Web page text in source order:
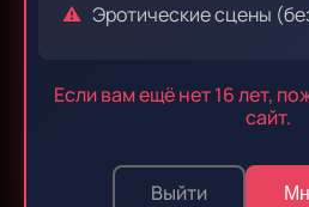
Эротические сцены
Если вам ещё нет 16 лет,
сайт.
Выйти
Эпизод 19